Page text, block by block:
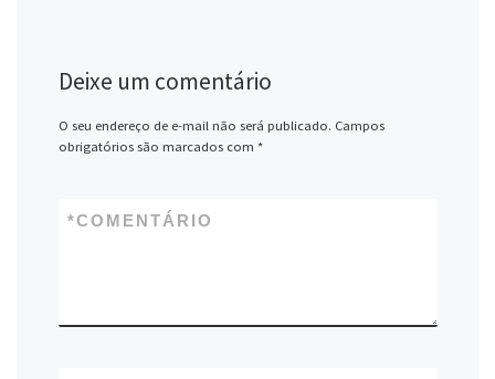
Deixe um comentário
O seu endereço de e-mail não será publicado. Campos
obrigatórios são marcados com *
COMENTÁRIO
*